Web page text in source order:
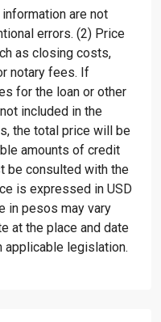
are not
errors. (2) Price
as closing costs,
notary fees. If
for the loan or other
included in the
the total price will be
amounts of credit
be consulted with the
is expressed in USD
in pesos may vary
at the place and date
applicable legislation.